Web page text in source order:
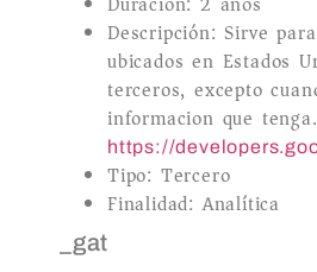
Descripción: Sirve
ubicados en Estados
terceros, excepto
informacion que
https://
Tipo: Tercero
Finalidad: Analítica
_gat